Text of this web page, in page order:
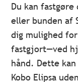
Du kan
eller bunden af
dig mulighed
fastgjort—ved
hånd. Dette
Kobo Elipsa